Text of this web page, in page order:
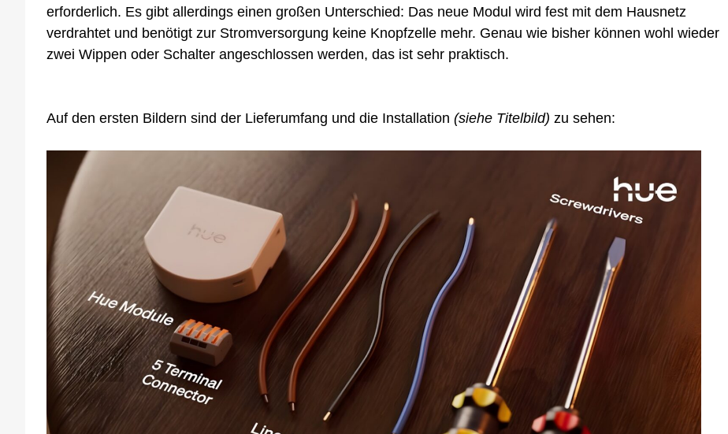
erforderlich. Es gibt allerdings einen großen Unterschied: Das neue Modul wird fest mit dem Hausnetz
verdrahtet und benötigt zur Stromversorgung keine Knopfzelle mehr. Genau wie bisher können wohl wieder
zwei Wippen oder Schalter angeschlossen werden, das ist sehr praktisch.
Auf den ersten Bildern sind der Lieferumfang und die Installation (siehe Titelbild) zu sehen: